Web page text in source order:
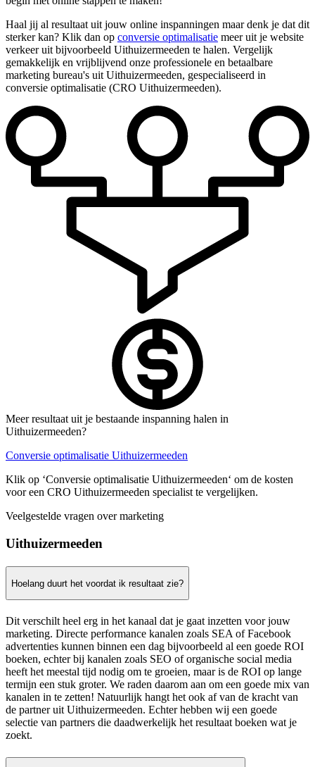
Haal jij al resultaat uit jouw online inspanningen maar denk je dat dit
sterker kan? Klik dan op conversie optimalisatie meer uit je website
verkeer uit bijvoorbeeld Uithuizermeeden te halen. Vergelijk
gemakkelijk en vrijblijvend onze professionele en betaalbare
marketing bureau's uit Uithuizermeeden, gespecialiseerd in
conversie optimalisatie (CRO Uithuizermeeden).
Meer resultaat uit je bestaande inspanning halen in
Uithuizermeeden?
Conversie optimalisatie Uithuizermeeden
Klik op ‘Conversie optimalisatie Uithuizermeeden‘ om de kosten
voor een CRO Uithuizermeeden specialist te vergelijken.
Veelgestelde vragen over marketing
Uithuizermeeden
Hoelang duurt het voordat ik resultaat zie?
Dit verschilt heel erg in het kanaal dat je gaat inzetten voor jouw
marketing. Directe performance kanalen zoals SEA of Facebook
advertenties kunnen binnen een dag bijvoorbeeld al een goede ROI
boeken, echter bij kanalen zoals SEO of organische social media
heeft het meestal tijd nodig om te groeien, maar is de ROI op lange
termijn een stuk groter. We raden daarom aan om een goede mix van
kanalen in te zetten! Natuurlijk hangt het ook af van de kracht van
de partner uit Uithuizermeeden. Echter hebben wij een goede
selectie van partners die daadwerkelijk het resultaat boeken wat je
zoekt.